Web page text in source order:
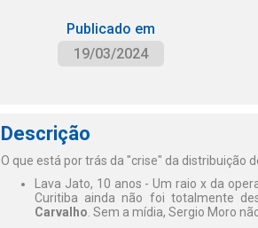
Publicado em
19/03/2024
Descrição
O que está por trás da "crise" da distribuição
Lava Jato, 10 anos - Um raio x da
Curitiba ainda não foi totalmente
Carvalho . Sem a mídia, Sergio Moro